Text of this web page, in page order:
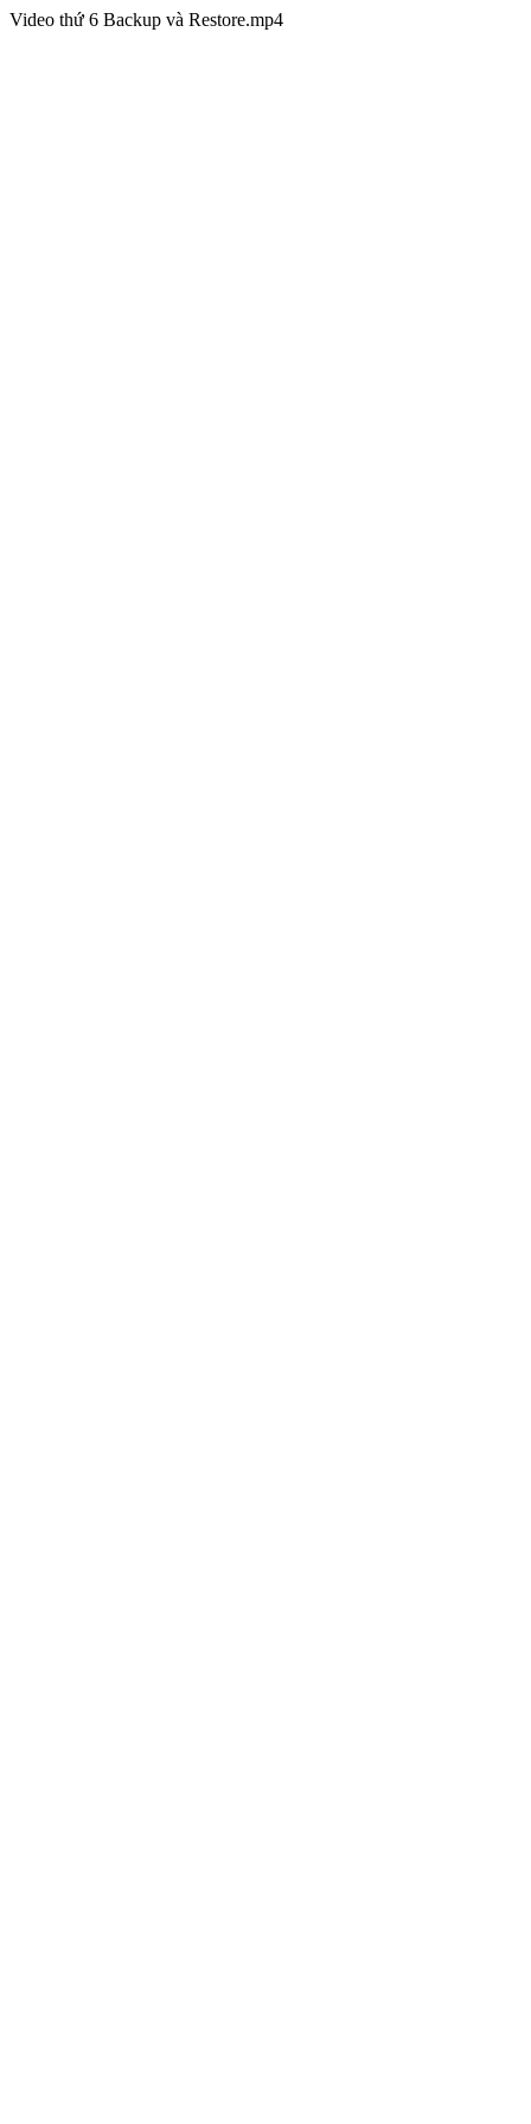
Video thứ 6 Backup và Restore.mp4